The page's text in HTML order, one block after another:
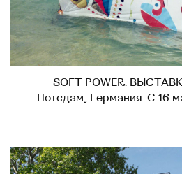
SOFT POWER:
Потсдам, Германия. С 16